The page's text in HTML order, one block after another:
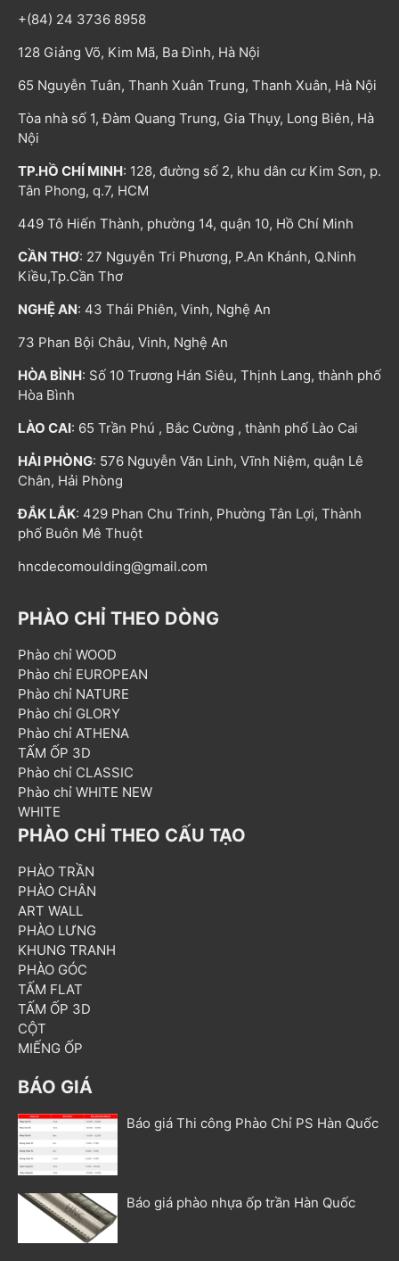
+(84) 24 3736 8958
128 Giảng Võ, Kim Mã, Ba Đình, Hà Nội
65 Nguyễn Tuân, Thanh Xuân Trung, Thanh Xuân, Hà Nội
Tòa nhà số 1, Đàm Quang Trung, Gia Thụy, Long Biên, Hà
Nội
TP.HỒ CHÍ MINH: 128, đường số 2, khu dân cư Kim Sơn, p.
Tân Phong, q.7, HCM
449 Tô Hiến Thành, phường 14, quận 10, Hồ Chí Minh
CẦN THƠ: 27 Nguyễn Tri Phương, P.An Khánh, Q.Ninh
Kiều,Tp.Cần Thơ
NGHỆ AN: 43 Thái Phiên, Vinh, Nghệ An
73 Phan Bội Châu, Vinh, Nghệ An
HÒA BÌNH: Số 10 Trương Hán Siêu, Thịnh Lang, thành phố
Hòa Bình
LÀO CAI: 65 Trần Phú , Bắc Cường , thành phố Lào Cai
HẢI PHÒNG: 576 Nguyễn Văn Linh, Vĩnh Niệm, quận Lê
Chân, Hải Phòng
ĐẮK LẮK: 429 Phan Chu Trinh, Phường Tân Lợi, Thành
phố Buôn Mê Thuột
hncdecomoulding@gmail.com
PHÀO CHỈ THEO DÒNG
Phào chỉ WOOD
Phào chỉ EUROPEAN
Phào chỉ NATURE
Phào chỉ GLORY
Phào chỉ ATHENA
TẤM ỐP 3D
Phào chỉ CLASSIC
Phào chỉ WHITE NEW
WHITE
PHÀO CHỈ THEO CẤU TẠO
PHÀO TRẦN
PHÀO CHÂN
ART WALL
PHÀO LƯNG
KHUNG TRANH
PHÀO GÓC
TẤM FLAT
TẤM ỐP 3D
CỘT
MIẾNG ỐP
BÁO GIÁ
Báo giá Thi công Phào Chỉ PS Hàn Quốc
Báo giá phào nhựa ốp trần Hàn Quốc